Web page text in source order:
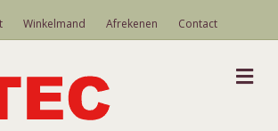
Winkelmand Afrekenen Contact